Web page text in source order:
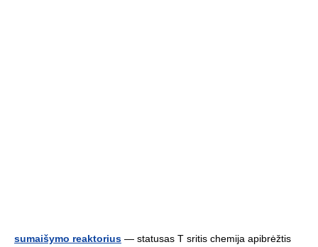
sumaišymo reaktorius — statusas T sritis chemija apibrėžtis